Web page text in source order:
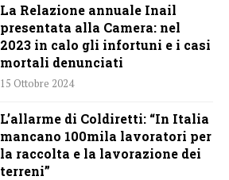
La Relazione annuale Inail
presentata alla Camera: nel
2023 in calo gli infortuni e i casi
mortali denunciati
15 Ottobre 2024
L’allarme di Coldiretti: “In Italia
mancano 100mila lavoratori per
la raccolta e la lavorazione dei
terreni”